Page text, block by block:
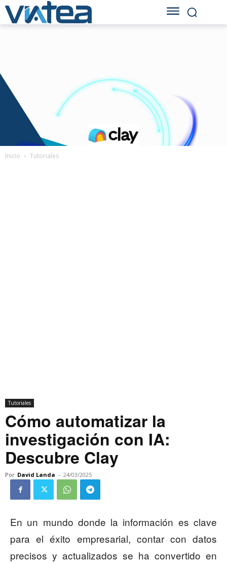
Inicio Tutoriales
Tutoriales
Cómo automatizar la
investigación con IA:
Descubre Clay
Por David Landa - 24/03/2025
En un mundo donde la información es clave
para el éxito empresarial, contar con datos
precisos y actualizados se ha convertido en